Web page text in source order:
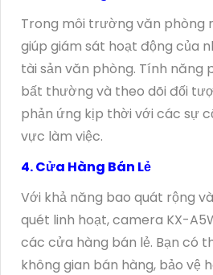
Trong môi trường văn phòng
giúp giám sát hoạt động của
tài sản văn phòng. Tính năng
bất thường và theo dõi đối
phản ứng kịp thời với các sự
vực làm việc.
4. Cửa Hàng Bán Lẻ
Với khả năng bao quát rộng
quét linh hoạt, camera KX-
các cửa hàng bán lẻ. Bạn có
không gian bán hàng, bảo vệ